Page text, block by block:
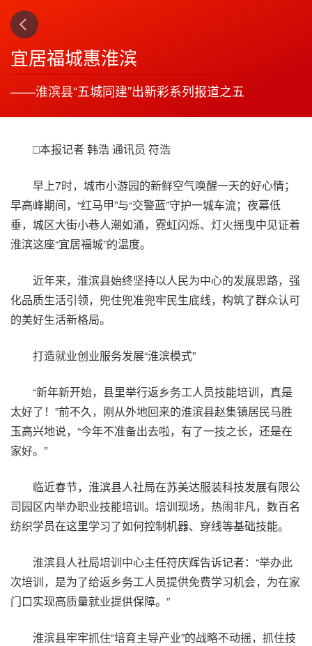
宜居福城惠淮滨
——淮滨县“五城同建”出新彩系列报道之五
□本报记者 韩浩 通讯员 符浩
早上7时，城市小游园的新鲜空气唤醒一天的好心情；
早高峰期间，“红马甲”与“交警蓝”守护一城车流；夜幕低
垂，城区大街小巷人潮如涌，霓虹闪烁、灯火摇曳中见证着
淮滨这座“宜居福城”的温度。
近年来，淮滨县始终坚持以人民为中心的发展思路，强
化品质生活引领，兜住兜准兜牢民生底线，构筑了群众认可
的美好生活新格局。
打造就业创业服务发展“淮滨模式”
“新年新开始，县里举行返乡务工人员技能培训，真是
太好了！”前不久，刚从外地回来的淮滨县赵集镇居民马胜
玉高兴地说，“今年不准备出去啦，有了一技之长，还是在
家好。”
临近春节，淮滨县人社局在苏美达服装科技发展有限公
司园区内举办职业技能培训。培训现场，热闹非凡，数百名
纺织学员在这里学习了如何控制机器、穿线等基础技能。
淮滨县人社局培训中心主任符庆辉告诉记者：“举办此
次培训，是为了给返乡务工人员提供免费学习机会，为在家
门口实现高质量就业提供保障。”
淮滨县牢牢抓住“培育主导产业”的战略不动摇，抓住技